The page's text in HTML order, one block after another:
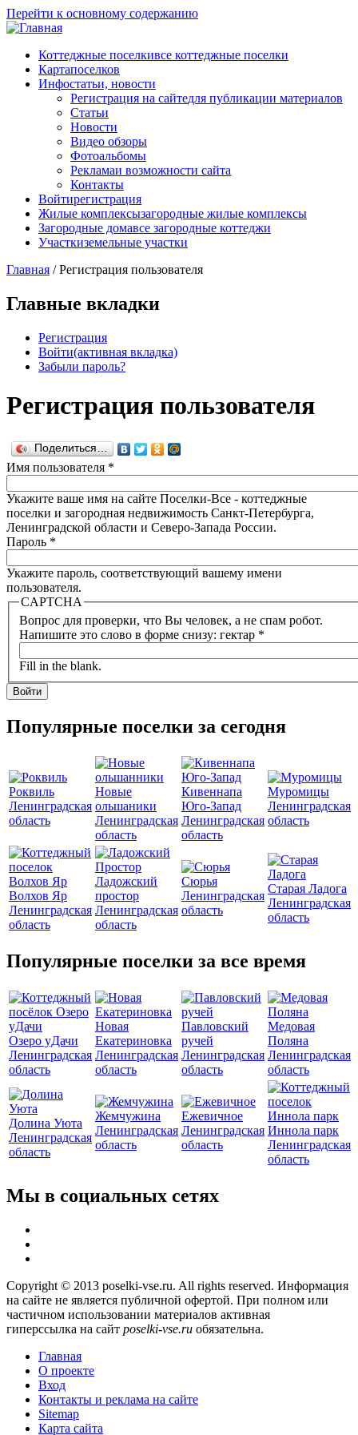
Перейти к основному содержанию
Коттеджные поселкивсе коттеджные поселки
Картапоселков
Инфостатьи, новости
Регистрация на сайтедля публикации материалов
Статьи
Новости
Видео обзоры
Фотоальбомы
Рекламаи возможности сайта
Контакты
Войтирегистрация
Жилые комплексызагородные жилые комплексы
Загородные домавсе загородные коттеджи
Участкиземельные участки
Главная /Регистрация пользователя
Главные вкладки
Регистрация
Войти(активная вкладка)
Забыли пароль?
Регистрация пользователя
Поделиться…
Имя пользователя *
Укажите ваше имя на сайте Поселки-Все - коттеджные
поселки и загородная недвижимость Санкт-Петербурга,
Ленинградской области и Северо-Запада России.
Пароль *
Укажите пароль, соответствующий вашему имени
пользователя.
CAPTCHA
Вопрос для проверки, что Вы человек, а не спам робот.
Напишите это слово в форме снизу: гектар *
Fill in the blank.
Популярные поселки за сегодня
Роквиль
Ленинградская
область
Новые
ольшаники
Ленинградская
область
Кивеннапа
Юго-Запад
Ленинградская
область
Муромицы
Ленинградская
область
Волхов Яр
Ленинградская
область
Ладожский
простор
Ленинградская
область
Сюрья
Ленинградская
область
Старая Ладога
Ленинградская
область
Популярные поселки за все время
Озеро уДачи
Ленинградская
область
Новая
Екатериновка
Ленинградская
область
Павловский
ручей
Ленинградская
область
Медовая
Поляна
Ленинградская
область
Долина Уюта
Ленинградская
область
Жемчужина
Ленинградская
область
Ежевичное
Ленинградская
область
Иннола парк
Ленинградская
область
Мы в социальных сетях
Copyright © 2013 poselki-vse.ru. All rights reserved. Информация
на сайте не является публичной офертой. При полном или
частичном использовании материалов активная
гиперссылка на сайт poselki-vse.ru​ обязательна.
Главная
О проекте
Вход
Контакты и реклама на сайте
Sitemap
Карта сайта